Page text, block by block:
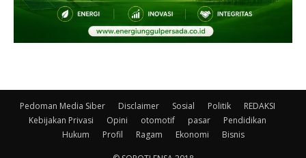
Pedoman Media Siber Disclaimer Sosial Politik
REDAKSI
Kebijakan Privasi
Opini otomotif pasar
Pendidikan
Hukum
Profil Ragam Ekonomi Bisnis